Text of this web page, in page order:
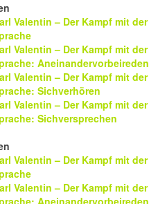
Valentin – Der Kampf mit der
Valentin – Der Kampf mit der
Aneinandervorbeireden
Valentin – Der Kampf mit der
Sichverhören
Valentin – Der Kampf mit der
Sichversprechen
Valentin – Der Kampf mit der
Valentin – Der Kampf mit der